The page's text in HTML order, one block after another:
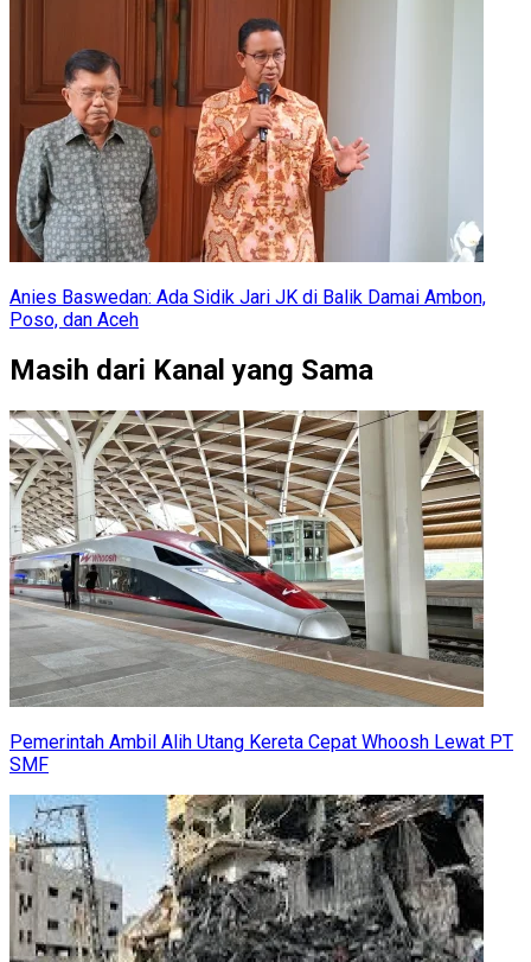
Anies Baswedan: Ada Sidik Jari JK di Balik Damai Ambon,
Poso, dan Aceh
Masih dari Kanal yang Sama
Pemerintah Ambil Alih Utang Kereta Cepat Whoosh Lewat PT
SMF